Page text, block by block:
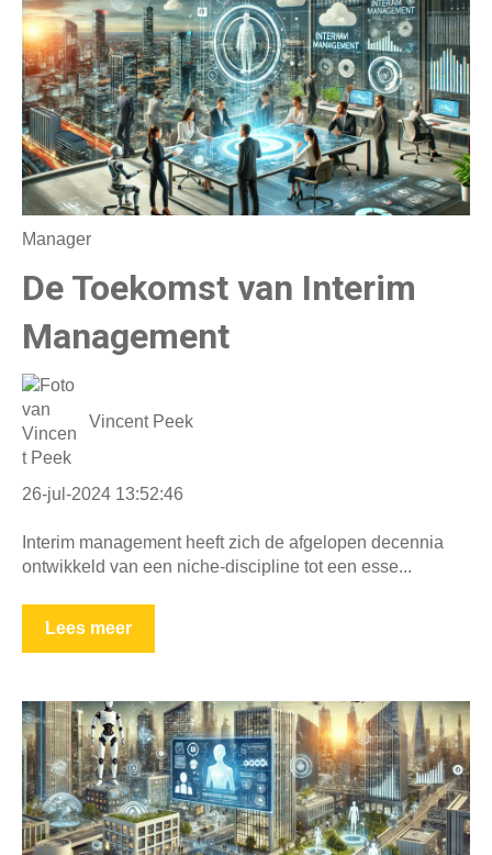
Manager
De Toekomst van Interim
Management
Vincent Peek
26-jul-2024 13:52:46
Interim management heeft zich de afgelopen decennia
ontwikkeld van een niche-discipline tot een esse...
Lees meer